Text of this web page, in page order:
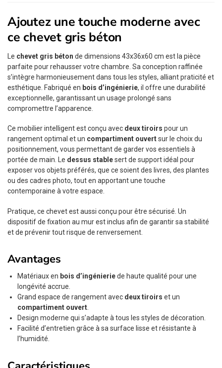
Ajoutez une touche moderne avec
ce chevet gris béton
Le chevet gris béton de dimensions 43x36x60 cm est la pièce
parfaite pour rehausser votre chambre. Sa conception raffinée
s’intègre harmonieusement dans tous les styles, alliant praticité et
esthétique. Fabriqué en bois d’ingénierie, il offre une durabilité
exceptionnelle, garantissant un usage prolongé sans
compromettre l’apparence.
Ce mobilier intelligent est conçu avec deux tiroirs pour un
rangement optimal et un compartiment ouvertsur le choix du
positionnement, vous permettant de garder vos essentiels à
portée de main. Le dessus stablesert de support idéal pour
exposer vos objets préférés, que ce soient des livres, des plantes
ou des cadres photo, tout en apportant une touche
contemporaine à votre espace.
Pratique, ce chevet est aussi conçu pour être sécurisé. Un
dispositif de fixation au mur est inclus afin de garantir sa stabilité
et de prévenir tout risque de renversement.
Avantages
Matériaux en bois d’ingénieriede haute qualité pour une
longévité accrue.
Grand espace de rangement avec deux tiroirs et un
compartiment ouvert
Design moderne qui s’adapte à tous les styles de décoration.
Facilité d’entretien grâce à sa surface lisse et résistante à
l’humidité.